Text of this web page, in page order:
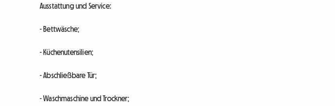
Ausstattung und Service:
- Bettwäsche;
- Küchenutensilien;
- Abschließbare Tür;
- Waschmaschine und Trockner;